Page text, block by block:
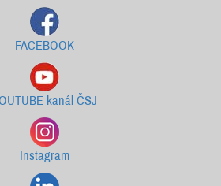
FACEBOOK
kanál ČSJ
Instagram